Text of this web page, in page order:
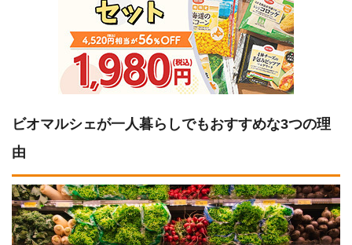
ビオマルシェが一人暮らしでもおすすめな3つの理
由